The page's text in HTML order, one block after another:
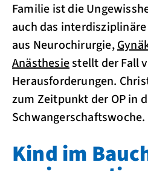
Familie ist die
auch das
aus Neurochirurgie,
Anästhesiestellt der Fall
Herausforderungen.
zum Zeitpunkt der OP in
Schwangerschaftswoche.
Kind im